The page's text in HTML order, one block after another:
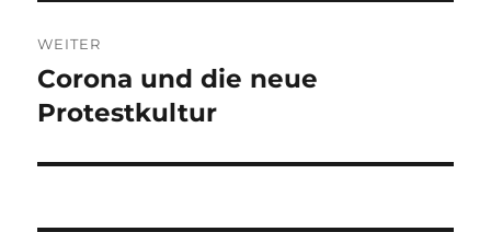
WEITER
Nächster
Beitrag:
Corona und die neue
Protestkultur